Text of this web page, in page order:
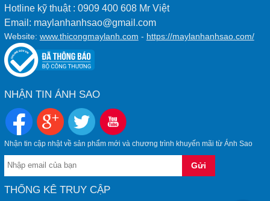
Hotline kỹ thuật : 0909 400 608 Mr Việt
Email: maylanhanhsao@gmail.com
Website: www.thicongmaylanh.com - https://maylanhanhsao.com/
NHẬN TIN ÁNH SAO
Nhận tin cập nhật về sản phẩm mới và chương trình khuyến mãi từ Ánh Sao
THỐNG KÊ TRUY CẬP